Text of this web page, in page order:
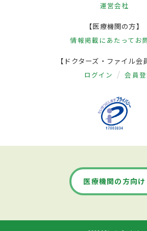
運営会社
【医療機関の方】
情報掲載にあたって お
【ドクターズ・ファイル会
ログイン 会員
医療機関の方向